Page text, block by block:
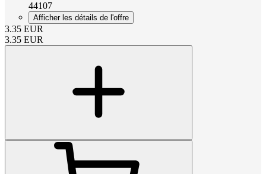
44107
Afficher les détails de l'offre
3.35 EUR
3.35 EUR